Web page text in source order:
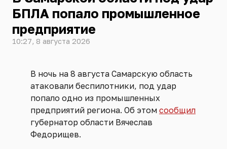
БПЛА попало промышленное
предприятие
10:27, 8 августа 2026
В ночь на 8 августа Самарскую область
атаковали беспилотники, под удар
попало одно из промышленных
предприятий региона. Об этом сообщил
губернатор области Вячеслав
Федорищев.